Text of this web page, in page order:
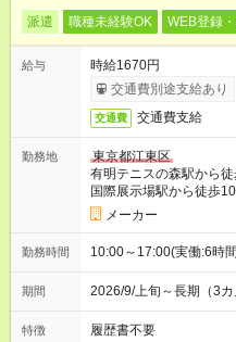
派遣 職種未経験OK WEB登録
給与
時給1670円
交通費別途支給あり
交通費 交通費支給
勤務地
東京都江東区
有明テニスの森駅から
国際展示場駅から徒歩
メーカー
勤務時間 10:00～17:00(実働:6時
期間 2026/9/上旬～長期（3
特徴 履歴書不要